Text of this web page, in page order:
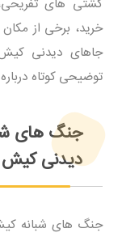
خرید، برخی از
جاهای دیدنی
توضیحی کوتاه
جنگ های
دیدنی
جنگ های شبانه